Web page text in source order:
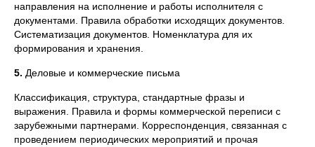
направления на исполнение и работы исполнителя с
документами. Правила обработки исходящих документов.
Систематизация документов. Номенклатура для их
формирования и хранения.
5. Деловые и коммерческие письма
Классификация, структура, стандартные фразы и
выражения. Правила и формы коммерческой переписи с
зарубежными партнерами. Корреспонденция, связанная с
проведением периодических мероприятий и прочая